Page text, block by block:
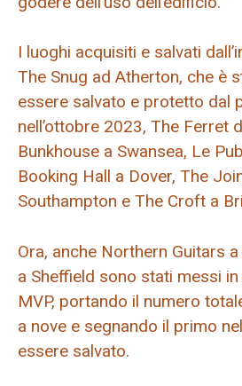
I luoghi acquisiti e salvati
The Snug ad Atherton, che è
essere salvato e protetto dal
nell’ottobre 2023, The Ferret
Bunkhouse a Swansea, Le
Booking Hall a Dover, The
Southampton e The Croft a
Ora, anche Northern Guitars
a Sheffield sono stati messi
MVP, portando il numero
a nove e segnando il primo
essere salvato.